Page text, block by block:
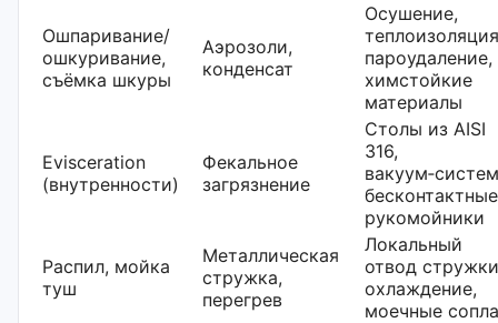
Ошпаривание/
ошкуривание,
съёмка шкуры
Аэрозоли,
конденсат
Осушение,
пароудаление,
химстойкие
материалы
Еvisceration
(внутренности)
Фекальное
загрязнение
Столы из AISI
316,
бесконтактные
рукомойники
Распил, мойка
туш
Металлическая
стружка,
перегрев
Локальный
отвод
охлаждение,
моечные сопла